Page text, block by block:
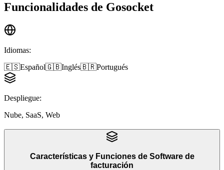
Funcionalidades de Gosocket
Idiomas:
🇪🇸Español🇬🇧Inglés🇧🇷Portugués
Despliegue:
Nube, SaaS, Web
Características y Funciones de Software de
facturación